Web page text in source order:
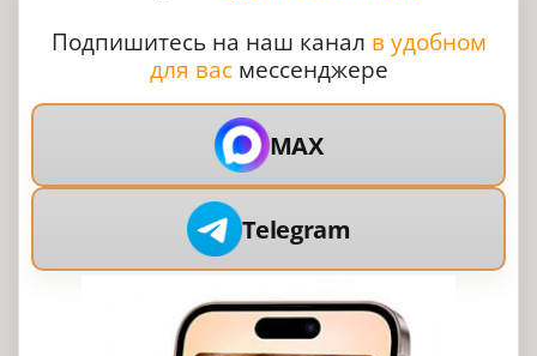
Подпишитесь на наш канал в удобном
для васмессенджере
MAX
Telegram